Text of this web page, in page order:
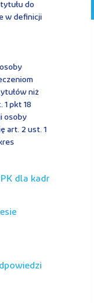
do
w definicji
niż
pkt 18
osoby
art. 2 ust. 1
dla kadr